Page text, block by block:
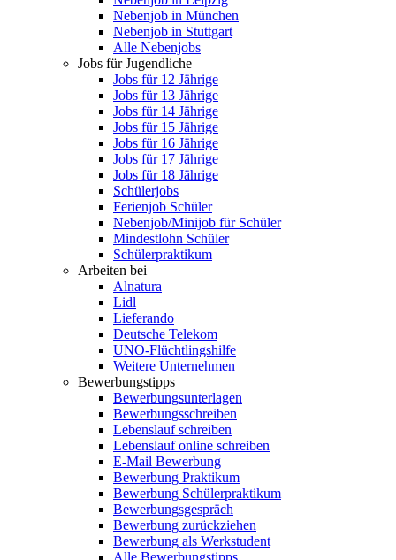
Nebenjob in München
Nebenjob in Stuttgart
Alle Nebenjobs
Jobs für Jugendliche
Jobs für 12 Jährige
Jobs für 13 Jährige
Jobs für 14 Jährige
Jobs für 15 Jährige
Jobs für 16 Jährige
Jobs für 17 Jährige
Jobs für 18 Jährige
Schülerjobs
Ferienjob Schüler
Nebenjob/Minijob für Schüler
Mindestlohn Schüler
Schülerpraktikum
Arbeiten bei
Alnatura
Lidl
Lieferando
Deutsche Telekom
UNO-Flüchtlingshilfe
Weitere Unternehmen
Bewerbungstipps
Bewerbungsunterlagen
Bewerbungsschreiben
Lebenslauf schreiben
Lebenslauf online schreiben
E-Mail Bewerbung
Bewerbung Praktikum
Bewerbung Schülerpraktikum
Bewerbungsgespräch
Bewerbung zurückziehen
Bewerbung als Werkstudent
Alle Bewerbungstipps